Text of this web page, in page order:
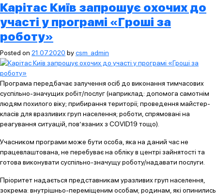
Карітас Київ запрошує охочих до
участі у програмі «Гроші за
роботу»
Posted on 21.07.2020 bycsm_admin
Програма передбачає залучення осіб до виконання тимчасових
суспільно-значущих робіт/послуг (наприклад: допомога самотнім
людям похилого віку; прибирання території; проведення майстер-
класів для вразливих груп населення; роботи, спрямовані на
реагування ситуацій, пов’язаних з COVID19 тощо).
Учасником програми може бути особа, яка на даний час не
працевлаштована, не перебуває на обліку в центрі зайнятості та
готова виконувати суспільно-значущу роботу/надавати послуги.
Пріоритет надається представникам уразливих груп населення,
зокрема: внутрішньо-переміщеним особам; родинам, які опинились